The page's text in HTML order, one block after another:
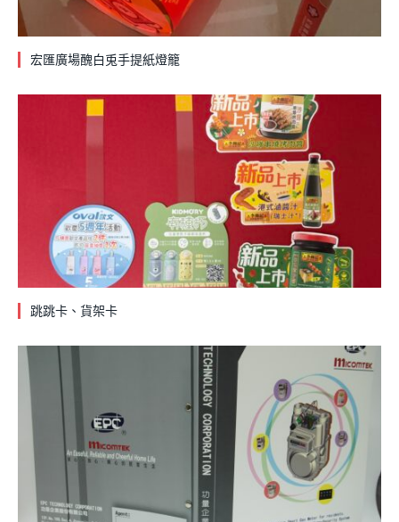
宏匯廣場醜白兎手提紙燈籠
跳跳卡、貨架卡